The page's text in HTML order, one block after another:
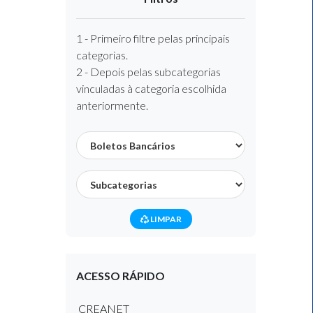
1 - Primeiro filtre pelas principais
categorias.
2 - Depois pelas subcategorias
vinculadas à categoria escolhida
anteriormente.
LIMPAR
ACESSO RÁPIDO
CREANET